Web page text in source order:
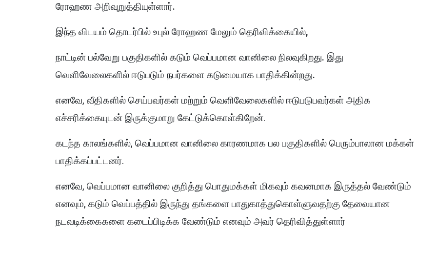
ரோஹண அறிவுறுத்தியுள்ளார்.
இந்த விடயம் தொடர்பில் உபுல் ரோஹண மேலும் தெரிவிக்கையில்,
நாட்டின் பல்வேறு பகுதிகளில் கடும் வெப்பமான வானிலை நிலவுகிறது. இது
வெளிவேலைகளில் ஈடுபடும் நபர்களை கடுமையாக பாதிக்கின்றது.
எனவே, வீதிகளில் செய்பவர்கள் மற்றும் வெளிவேலைகளில் ஈடுபடுபவர்கள் அதிக
எச்சரிக்கையுடன் இருக்குமாறு கேட்டுக்கொள்கிறேன்.
கடந்த காலங்களில், வெப்பமான வானிலை காரணமாக பல பகுதிகளில் பெரும்பாலான மக்கள்
பாதிக்கப்பட்டனர்.
எனவே, வெப்பமான வானிலை குறித்து பொதுமக்கள் மிகவும் கவனமாக இருத்தல் வேண்டும்
எனவும், கடும் வெப்பத்தில் இருந்து தங்களை பாதுகாத்துகொள்ளுவதற்கு தேவையான
நடவடிக்கைகளை கடைப்பிடிக்க வேண்டும் எனவும் அவர் தெரிவித்துள்ளார்